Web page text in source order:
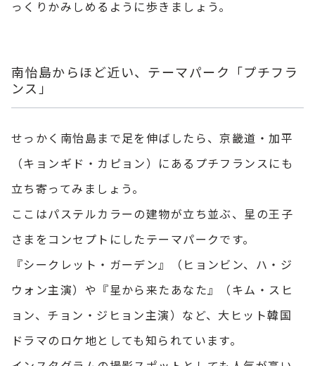
っくりかみしめるように歩きましょう。
南怡島からほど近い、テーマパーク「プチフラ
ンス」
せっかく南怡島まで足を伸ばしたら、京畿道・加平
（キョンギド・カピョン）にあるプチフランスにも
立ち寄ってみましょう。
ここはパステルカラーの建物が立ち並ぶ、星の王子
さまをコンセプトにしたテーマパークです。
『シークレット・ガーデン』（ヒョンビン、ハ・ジ
ウォン主演）や『星から来たあなた』（キム・スヒ
ョン、チョン・ジヒョン主演）など、大ヒット韓国
ドラマのロケ地としても知られています。